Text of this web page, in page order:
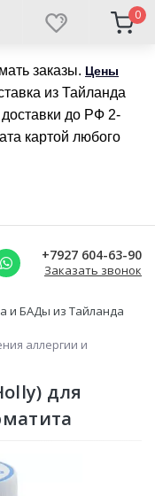
заказы. Цены
из Тайланда
до РФ 2-
картой любого
0
+7927 604-63-90
Заказать звонок
и БАДы из Тайланда
аллергии и
для